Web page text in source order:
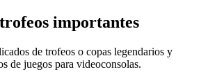
importantes
de trofeos o copas legendarios y
de juegos para videoconsolas.